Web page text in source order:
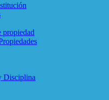
propiedad
Disciplina